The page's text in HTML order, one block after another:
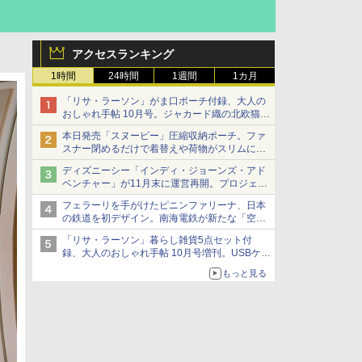
アクセスランキング
1時間 24時間 1週間 1カ月
「リサ・ラーソン」がま口ポーチ付録、大人の
おしゃれ手帖 10月号。ジャカード織の北欧猫デ
ザイン
本日発売「スヌーピー」圧縮収納ポーチ。ファ
スナー閉めるだけで着替えや荷物がスリムにま
とまる
ディズニーシー「インディ・ジョーンズ・アド
ベンチャー」が11月末に運営再開。プロジェク
ションマッピングを追加、DPAは1500円
フェラーリを手がけたピニンファリーナ、日本
の鉄道を初デザイン。南海電鉄が新たな「空港
特急」をなにわ筋線へ導入
「リサ・ラーソン」暮らし雑貨5点セット付
録、大人のおしゃれ手帖 10月号増刊。USBケー
もっと見る